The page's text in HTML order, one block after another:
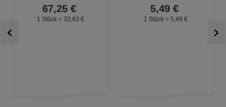
67,25 €
1 Stück = 33, 63 €
5,49 €
1 Stück = 5, 49 €